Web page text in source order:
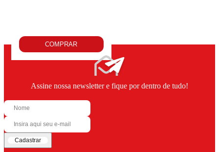
COMPRAR
Assine nossa newsletter e fique por dentro de tudo!
Cadastrar